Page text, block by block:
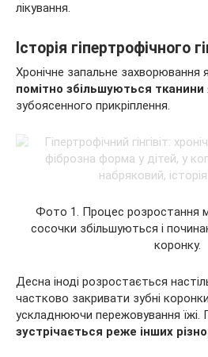
лікування.
Історія гіпертрофічного
Хронічне запальне захворювання
помітно збільшуються тканини
зубоясенного прикріплення.
Фото 1. Процес розростання
сосочки збільшуються і
коронку.
Десна іноді розростається
частково закривати зубні
ускладнюючи пережовування їжі.
зустрічається реже інших